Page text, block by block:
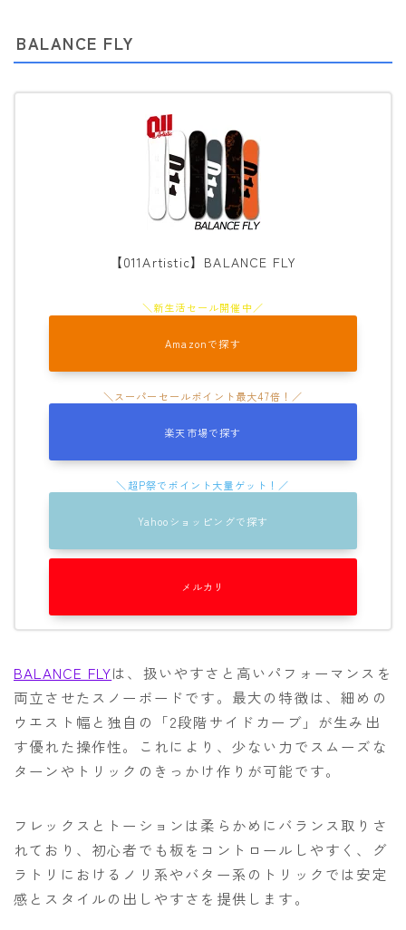
BALANCE FLY
【011Artistic】BALANCE FLY
Amazonで探す
楽天市場で探す
Yahooショッピングで探す
メルカリ
BALANCE FLYは、扱いやすさと高いパフォーマンスを
両立させたスノーボードです。最大の特徴は、細めの
ウエスト幅と独自の「2段階サイドカーブ」が生み出
す優れた操作性。これにより、少ない力でスムーズな
ターンやトリックのきっかけ作りが可能です。
フレックスとトーションは柔らかめにバランス取りさ
れており、初心者でも板をコントロールしやすく、グ
ラトリにおけるノリ系やバター系のトリックでは安定
感とスタイルの出しやすさを提供します。